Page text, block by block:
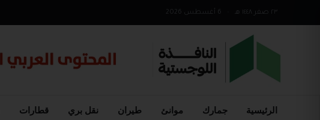
٢٣ صفر ١٤٤٨ هـ 6 أغسطس 2026
الرئيسية جمارك موانئ طيران نقل بري قطارات